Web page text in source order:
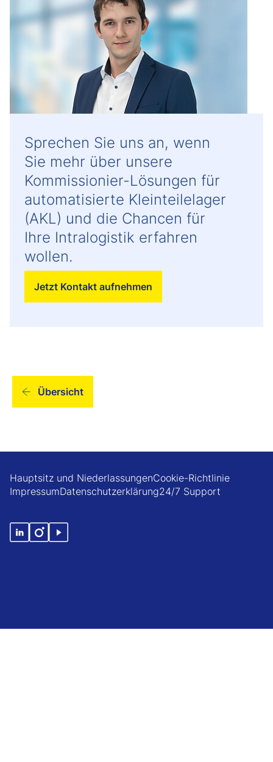
Sprechen Sie uns an, wenn
Sie mehr über unsere
Kommissionier-Lösungen für
automatisierte Kleinteilelager
(AKL) und die Chancen für
Ihre Intralogistik erfahren
wollen.
Jetzt Kontakt aufnehmen
Übersicht
Hauptsitz und NiederlassungenCookie-Richtlinie
ImpressumDatenschutzerklärung24/7 Support